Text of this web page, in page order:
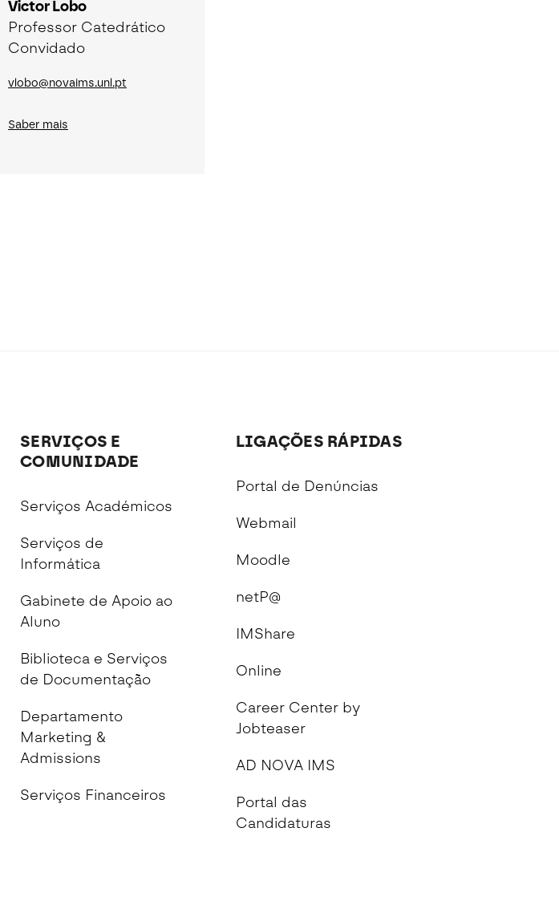
Victor Lobo
Professor Catedrático
Convidado
vlobo@novaims.unl.pt
Saber mais
SERVIÇOS E
COMUNIDADE
Serviços Académicos
Serviços de
Informática
Gabinete de Apoio ao
Aluno
Biblioteca e Serviços
de Documentação
Departamento
Marketing &
Admissions
Serviços Financeiros
LIGAÇÕES RÁPIDAS
Portal de Denúncias
Webmail
Moodle
netP@
IMShare
Online
Career Center by
Jobteaser
AD NOVA IMS
Portal das
Candidaturas